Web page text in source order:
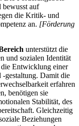
bewusst auf
die Kritik- und
an. [Förderung
unterstützt die
und sozialen Identität
Entwicklung einer
-gestaltung. Damit die
erfahren
benötigen sie
Stabilität, des
Gleichzeitig
Beziehungen